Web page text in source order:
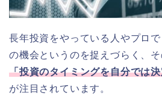
長年投資をやっている人やプロ
の機会というのを捉えづらく、
「投資のタイミングを自分では
が注目されています。